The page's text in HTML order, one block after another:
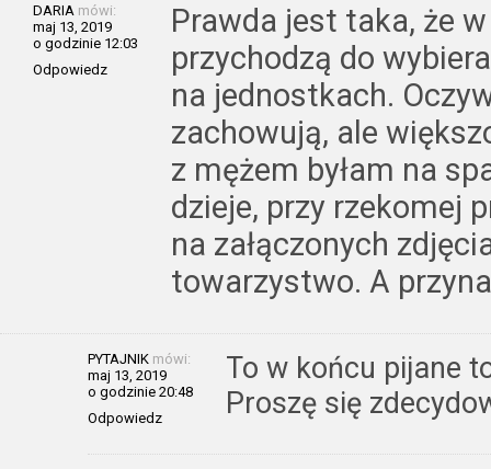
DARIA mówi:
maj 13, 2019
o godzinie 12:03
Odpowiedz
Prawda jest taka, że
przychodzą do
na jednostkach.
zachowują, ale
z mężem byłam na
dzieje, przy rzekomej
na załączonych
towarzystwo. A
PYTAJNIK mówi:
maj 13, 2019
o godzinie 20:48
Odpowiedz
To w końcu pijane
Proszę się